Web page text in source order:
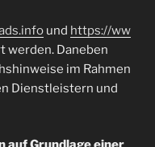
und https://ww
werden. Daneben
im Rahmen
Dienstleistern und